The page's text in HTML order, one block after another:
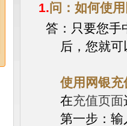
1.问：如何使
答：只要您手
后，您就
使用网银充
在充值页面
第一步：输